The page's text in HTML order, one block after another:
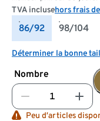
TVA inclusehors frais
86/92 98/104
Déterminer la bonne
Nombre
Peu d’articles